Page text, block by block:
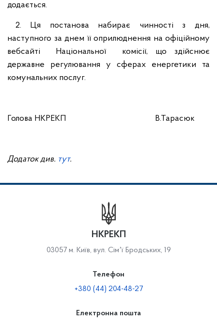
додається.
2. Ця постанова набирає чинності з дня,
наступного за днем її оприлюднення на офіційному
вебсайті Національної комісії, що здійснює
державне регулювання у сферах енергетики та
комунальних послуг.
Голова НКРЕКП В.Тарасюк
Додаток див. тут.
НКРЕКП
03057 м. Київ, вул. Сімʼї Бродських, 19
Телефон
+380 (44) 204-48-27
Електронна пошта